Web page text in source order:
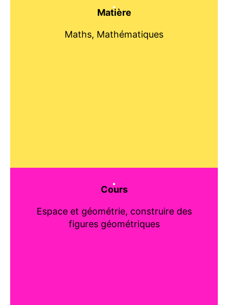
Matière
Maths, Mathématiques
Cours
Espace et géométrie, construire des
figures géométriques